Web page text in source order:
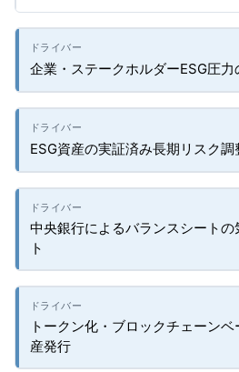
企業・ステークホルダーESG圧力
ESG資産の実証済み長期リスク
中央銀行によるバランスシートの
ト
トークン化・ブロックチェーン
産発行